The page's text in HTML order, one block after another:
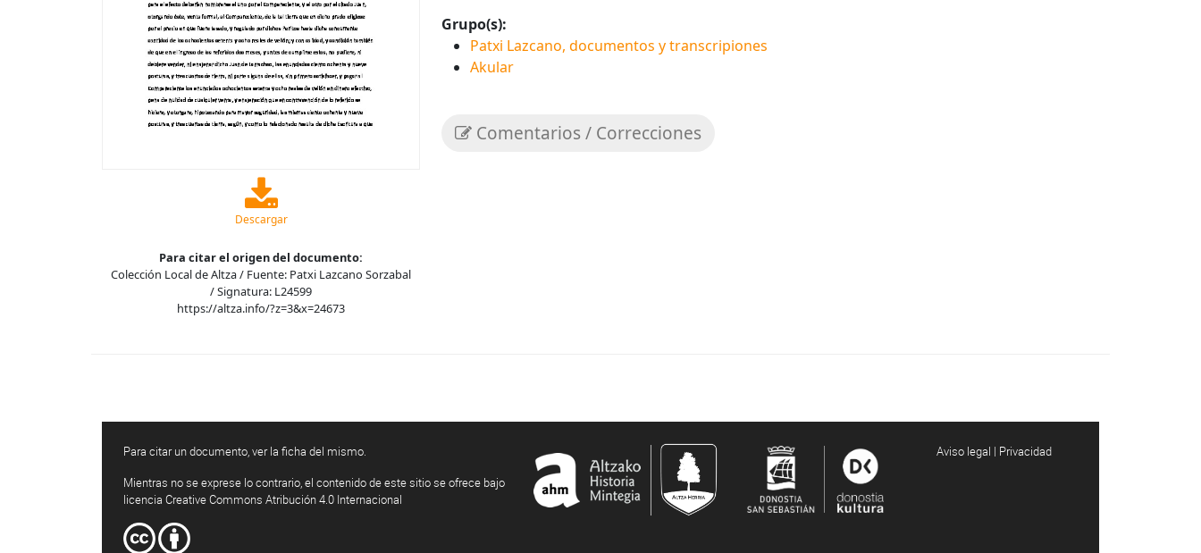
Descargar
Para citar el origen del documento:
Colección Local de Altza / Fuente: Patxi Lazcano Sorzabal
/ Signatura: L24599
https://altza.info/?z=3&x=24673
Grupo(s):
Patxi Lazcano, documentos y transcripiones
Akular
Comentarios / Correcciones
Para citar un documento, ver la ficha del mismo.
Mientras no se exprese lo contrario, el contenido de este sitio se ofrece bajo
licencia Creative Commons Atribución 4.0 Internacional
Aviso legal | Privacidad